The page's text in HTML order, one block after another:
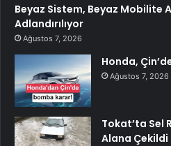
Beyaz Sistem, Beyaz Mobilite
Adlandırılıyor
Ağustos 7, 2026
Honda,
Ağustos 7, 2026
Tokat’ta Sel
Alana Çekildi